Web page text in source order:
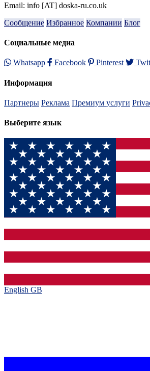
Email: info [AT] doska-ru.co.uk
Сообщение Избранное Компании Блог
Социальные медиа
Whatsapp Facebook Pinterest
Информация
Партнеры Реклама Премиум услуги
Выберите язык
English GB‎